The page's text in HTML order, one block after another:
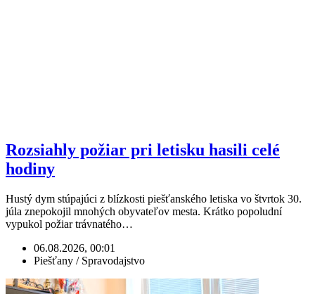
Rozsiahly požiar pri letisku hasili celé
hodiny
Hustý dym stúpajúci z blízkosti piešťanského letiska vo štvrtok 30.
júla znepokojil mnohých obyvateľov mesta. Krátko popoludní
vypukol požiar trávnatého…
06.08.2026, 00:01
Piešťany / Spravodajstvo